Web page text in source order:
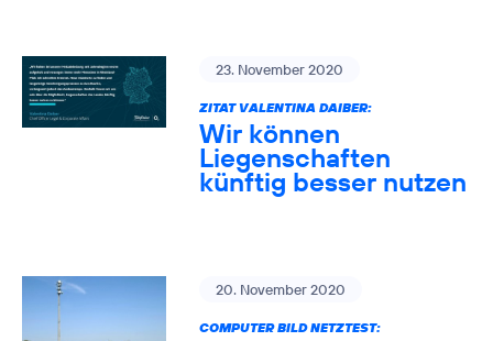
23. November 2020
ZITAT VALENTINA DAIBER:
Wir können
Liegenschaften
künftig besser nutzen
20. November 2020
COMPUTER BILD NETZTEST: